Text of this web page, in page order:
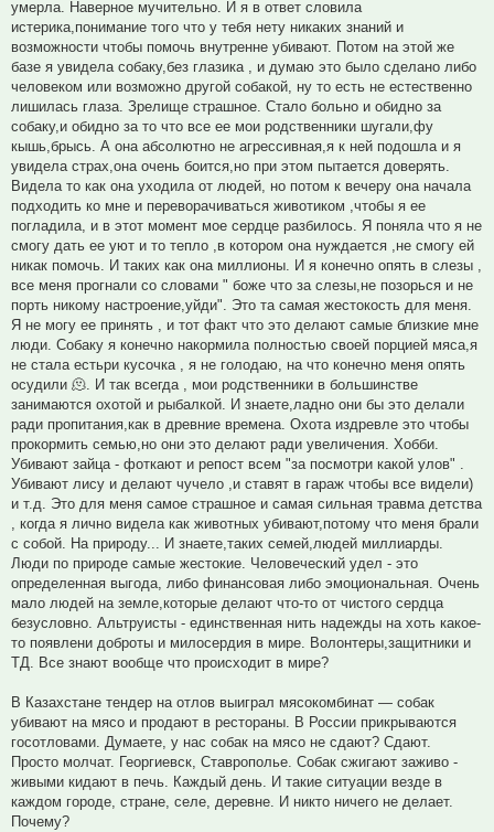
умерла. Наверное мучительно. И я в ответ словила
истерика,понимание того что у тебя нету никаких знаний и
возможности чтобы помочь внутренне убивают. Потом на этой же
базе я увидела собаку,без глазика , и думаю это было сделано либо
человеком или возможно другой собакой, ну то есть не естественно
лишилась глаза. Зрелище страшное. Стало больно и обидно за
собаку,и обидно за то что все ее мои родственники шугали,фу
кышь,брысь. А она абсолютно не агрессивная,я к ней подошла и я
увидела страх,она очень боится,но при этом пытается доверять.
Видела то как она уходила от людей, но потом к вечеру она начала
подходить ко мне и переворачиваться животиком ,чтобы я ее
погладила, и в этот момент мое сердце разбилось. Я поняла что я не
смогу дать ее уют и то тепло ,в котором она нуждается ,не смогу ей
никак помочь. И таких как она миллионы. И я конечно опять в слезы ,
все меня прогнали со словами " боже что за слезы,не позорься и не
порть никому настроение,уйди". Это та самая жестокость для меня.
Я не могу ее принять , и тот факт что это делают самые близкие мне
люди. Собаку я конечно накормила полностью своей порцией мяса,я
не стала естьри кусочка , я не голодаю, на что конечно меня опять
осудили 🫠. И так всегда , мои родственники в большинстве
занимаются охотой и рыбалкой. И знаете,ладно они бы это делали
ради пропитания,как в древние времена. Охота издревле это чтобы
прокормить семью,но они это делают ради увеличения. Хобби.
Убивают зайца - фоткают и репост всем "за посмотри какой улов" .
Убивают лису и делают чучело ,и ставят в гараж чтобы все видели)
и т.д. Это для меня самое страшное и самая сильная травма детства
, когда я лично видела как животных убивают,потому что меня брали
с собой. На природу... И знаете,таких семей,людей миллиарды.
Люди по природе самые жестокие. Человеческий удел - это
определенная выгода, либо финансовая либо эмоциональная. Очень
мало людей на земле,которые делают что-то от чистого сердца
безусловно. Альтруисты - единственная нить надежды на хоть какое-
то появлени доброты и милосердия в мире. Волонтеры,защитники и
ТД. Все знают вообще что происходит в мире?
В Казахстане тендер на отлов выиграл мясокомбинат — собак
убивают на мясо и продают в рестораны. В России прикрываются
госотловами. Думаете, у нас собак на мясо не сдают? Сдают.
Просто молчат. Георгиевск, Ставрополье. Собак сжигают заживо -
живыми кидают в печь. Каждый день. И такие ситуации везде в
каждом городе, стране, селе, деревне. И никто ничего не делает.
Почему?